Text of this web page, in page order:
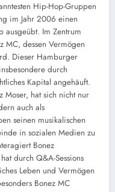
Hip-Hop-Gruppen
im Jahr 2006 einen
ausgeübt. Im Zentrum
MC, dessen Vermögen
Dieser Hamburger
durch
Kapital angehäuft.
Moser, hat sich nicht nur
auch als
seinen musikalischen
in sozialen Medien zu
Bonez
durch Q&A-Sessions
Leben und Vermögen
Bonez MC